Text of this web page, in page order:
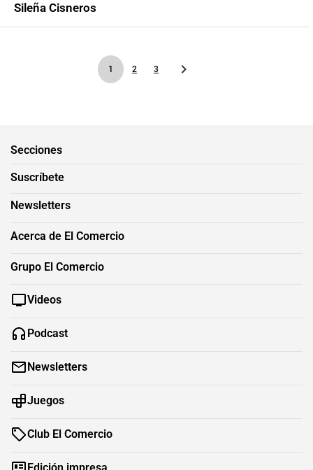
Sileña Cisneros
1 2 3
Secciones
Suscríbete
Newsletters
Acerca de El Comercio
Grupo El Comercio
Videos
Podcast
Newsletters
Juegos
Club El Comercio
Edición impresa